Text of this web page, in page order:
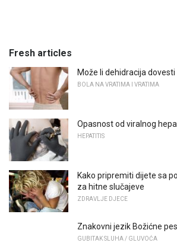
Fresh articles
Može li dehidracija
BOLA NA VRATIMA I VRATIMA
Opasnost od viralnog
HEPATITIS
Kako pripremiti dijete sa
za hitne slučajeve
ZDRAVLJE DJECE
Znakovni jezik Božićne
GUBITAK SLUHA / GLUVOĆA